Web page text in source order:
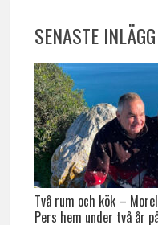
SENASTE INLÄGG
Två rum och kök –
Pers hem under två år